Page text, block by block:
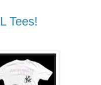
Tees!